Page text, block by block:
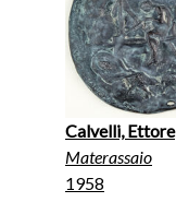
Calvelli, Ettore
Materassaio
1958